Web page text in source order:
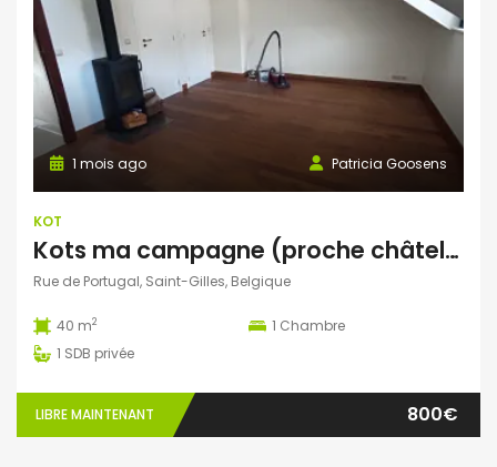
Patricia Goosens
1 mois ago
KOT
Kots ma campagne (proche châtelain)
Rue de Portugal, Saint-Gilles, Belgique
40 m2 1 Chambre
1 SDB privée
LIBRE MAINTENANT 800€